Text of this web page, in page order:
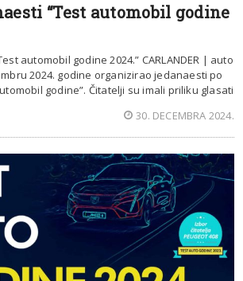
“Test automobil godine
automobil godine 2024.” CARLANDER | auto
2024. godine organizirao jedanaesti po
godine”. Čitatelji su imali priliku glasati
30. DECEMBRA 2024.